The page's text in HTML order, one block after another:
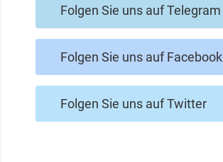
Folgen Sie uns auf Telegram
Folgen Sie uns auf Facebook
Folgen Sie uns auf Twitter